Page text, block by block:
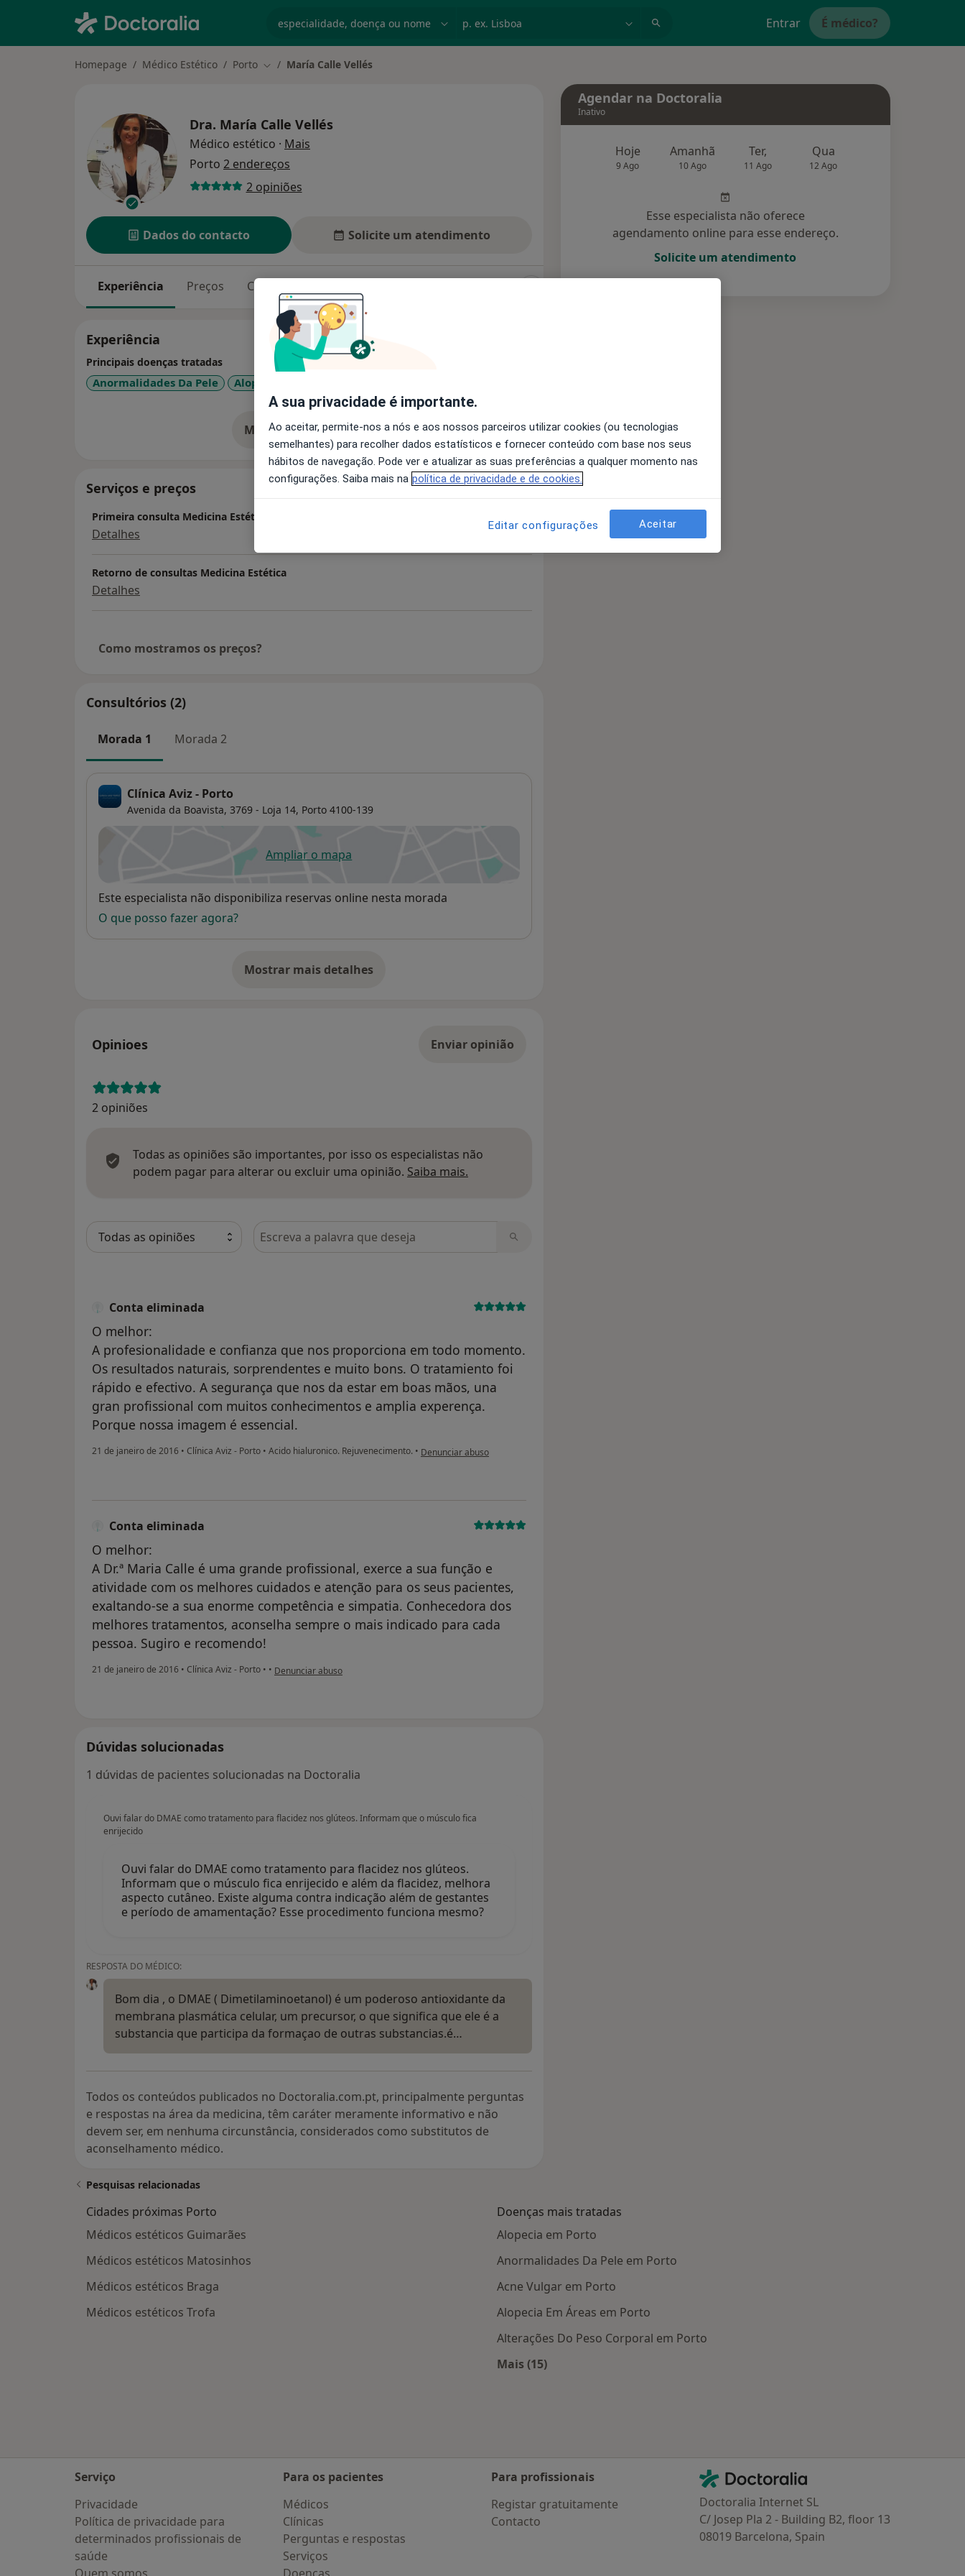
Entrar É médico?
Homepage Médico Estético Porto Mudar de cidade
María Calle Vellés
Dra. María Calle Vellés
Médico estético · Mais
Porto 2 endereços
2 opiniões
Dados do contacto Solicite um atendimento
Experiência Preços Consultórios
Experiência
Principais doenças tratadas
Anormalidades Da Pele Alopecia
Mostrar mais detalhes
sobre a experiência
Serviços e preços
Primeira consulta Medicina Estética
Detalhes
Retorno de consultas Medicina Estética
Detalhes
Como mostramos os preços?
Consultórios (2)
Morada 1 Morada 2
Clínica Aviz - Porto
Avenida da Boavista, 3769 - Loja 14, Porto 4100-139
Ampliar o mapaabre num novo separador
Disponibilidade
Este especialista não disponibiliza reservas online nesta morada
O que posso fazer agora?
Mostrar mais detalhes
sobre o endereço
Opinioes Enviar opinião
2 opiniões
Todas as opiniões são importantes, por isso os especialistas não
podem pagar para alterar ou excluir uma opinião. Saiba mais.
Pesquisar em opiniões
Conta eliminada
O melhor:
A profesionalidade e confianza que nos proporciona em todo momento.
Os resultados naturais, sorprendentes e muito bons. O tratamiento foi
rápido e efectivo. A segurança que nos da estar em boas mãos, una
gran profissional com muitos conhecimentos e amplia experença.
Porque nossa imagem é essencial.
21 de janeiro de 2016 • Clínica Aviz - Porto • Acido hialuronico. Rejuvenecimento. • na opinião do utilizador Conta eliminada
Denunciar abuso
Conta eliminada
O melhor:
A Dr.ª Maria Calle é uma grande profissional, exerce a sua função e
atividade com os melhores cuidados e atenção para os seus pacientes,
exaltando-se a sua enorme competência e simpatia. Conhecedora dos
melhores tratamentos, aconselha sempre o mais indicado para cada
pessoa. Sugiro e recomendo!
21 de janeiro de 2016 • Clínica Aviz - Porto • • na opinião do utilizador Conta eliminada
Denunciar abuso
Dúvidas solucionadas
1 dúvidas de pacientes solucionadas na Doctoralia
Ouvi falar do DMAE como tratamento para flacidez nos glúteos. Informam que o músculo fica
enrijecido
Ouvi falar do DMAE como tratamento para flacidez nos glúteos.
Informam que o músculo fica enrijecido e além da flacidez, melhora
aspecto cutâneo. Existe alguma contra indicação além de gestantes
e período de amamentação? Esse procedimento funciona mesmo?
RESPOSTA DO MÉDICO:
Bom dia , o DMAE ( Dimetilaminoetanol) é um poderoso antioxidante da
membrana plasmática celular, um precursor, o que significa que ele é a
substancia que participa da formaçao de outras substancias.é…
Todos os conteúdos publicados no Doctoralia.com.pt, principalmente perguntas
e respostas na área da medicina, têm caráter meramente informativo e não
devem ser, em nenhuma circunstância, considerados como substitutos de
aconselhamento médico.
Agendar na Doctoralia
Inativo
Hoje
9 Ago
Amanhã
10 Ago
Ter,
11 Ago
Qua
12 Ago
Esse especialista não oferece
agendamento online para esse endereço.
Solicite um atendimento
Pesquisas relacionadas
Cidades próximas Porto
Médicos estéticos Guimarães
Médicos estéticos Matosinhos
Médicos estéticos Braga
Médicos estéticos Trofa
Doenças mais tratadas
Alopecia em Porto
Anormalidades Da Pele em Porto
Acne Vulgar em Porto
Alopecia Em Áreas em Porto
Alterações Do Peso Corporal em Porto
Mais (15)
Serviço
Privacidade
Política de privacidade para
determinados profissionais de
saúde
Para os pacientes
Médicos
Clínicas
Perguntas e respostas
Serviços
Para profissionais
Registar gratuitamente
Contacto
Contacto
Doctoralia - Homepage
Doctoralia Internet SL
C/ Josep Pla 2 - Building B2, floor 13
08019 Barcelona, Spain
A sua privacidade é importante.
Ao aceitar, permite-nos a nós e aos nossos parceiros utilizar cookies (ou tecnologias
semelhantes) para recolher dados estatísticos e fornecer conteúdo com base nos seus
hábitos de navegação. Pode ver e atualizar as suas preferências a qualquer momento nas
configurações. Saiba mais na política de privacidade e de cookies.
Editar configurações Aceitar